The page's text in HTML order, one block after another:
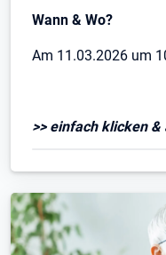
Wann & Wo?
Am 11.03.2026 um
>> einfach klicken &